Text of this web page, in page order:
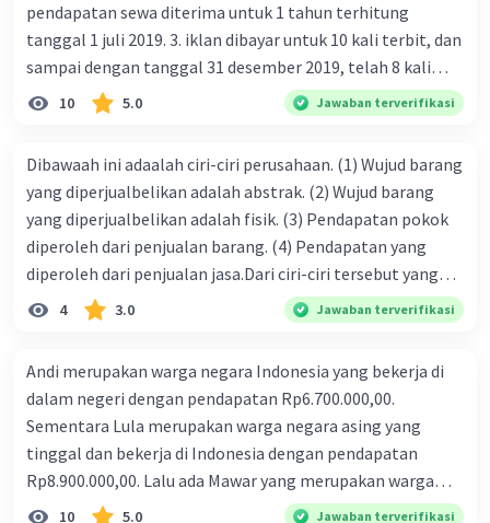
pendapatan sewa diterima untuk 1 tahun terhitung
tanggal 1 juli 2019. 3. iklan dibayar untuk 10 kali terbit, dan
sampai dengan tanggal 31 desember 2019, telah 8 kali
terbit. 4. gaji terutang untuk periode berjalan sebesar
Rp800.000,00 dari data di atas, pencatatan jurnal pembalik
10 5.0 Jawaban terverifikasi
Dibawaah ini adaalah ciri-ciri perusahaan. (1) Wujud barang
yang diperjualbelikan adalah abstrak. (2) Wujud barang
yang diperjualbelikan adalah fisik. (3) Pendapatan pokok
diperoleh dari penjualan barang. (4) Pendapatan yang
diperoleh dari penjualan jasa.Dari ciri-ciri tersebut yang
merupakan ciri dari perusahaan dagang ditunjukan pada
nomor…. a. 1 dan 3 b. 3 dan 4 c. 2 dan 3 d. 1 dan 2 e. 2 dan 4
4 3.0 Jawaban terverifikasi
Andi merupakan warga negara Indonesia yang bekerja di
dalam negeri dengan pendapatan Rp6.700.000,00.
Sementara Lula merupakan warga negara asing yang
tinggal dan bekerja di Indonesia dengan pendapatan
Rp8.900.000,00. Lalu ada Mawar yang merupakan warga
negara Indonesia yang tinggal dan bekerja di luar negeri
10 5.0 Jawaban terverifikasi